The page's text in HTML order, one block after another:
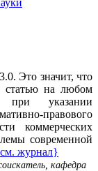
Это значит, что
статью на любом
указании
правового
коммерческих
современной
журнал}
кафедра